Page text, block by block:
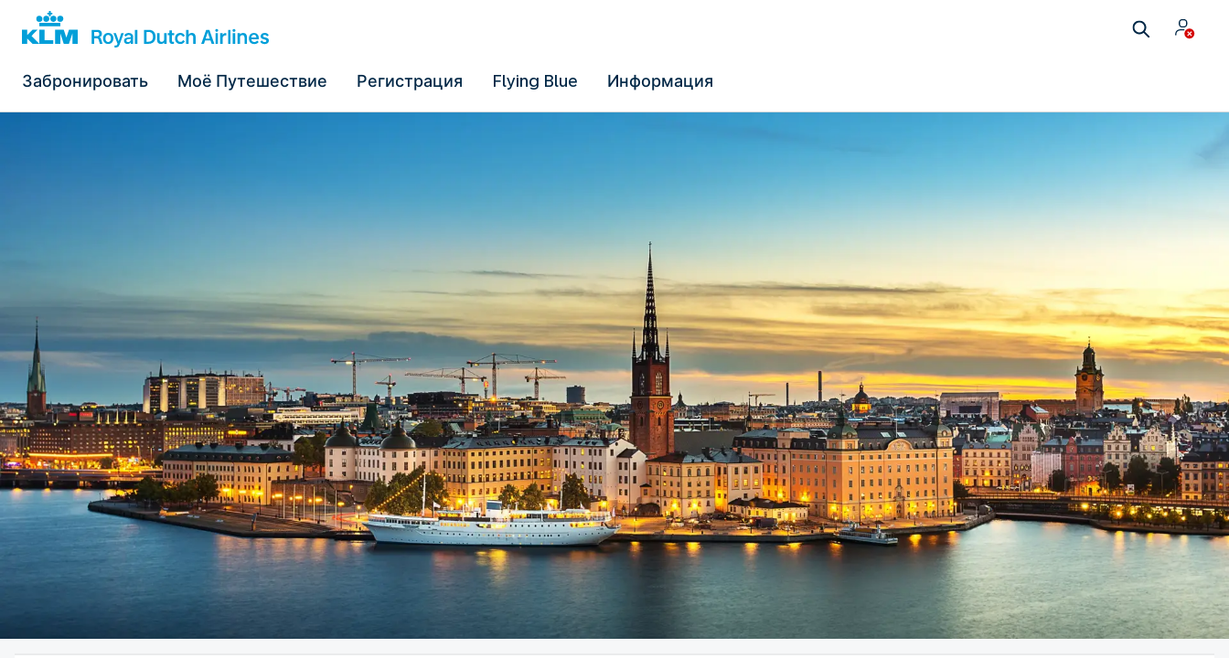
Забронировать Моё Путешествие Регистрация Flying Blue Информация